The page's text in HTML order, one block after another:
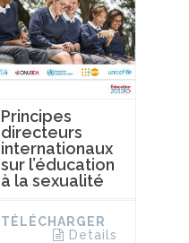
Principes
directeurs
internationaux
sur l’éducation
à la sexualité
TÉLÉCHARGER
Details